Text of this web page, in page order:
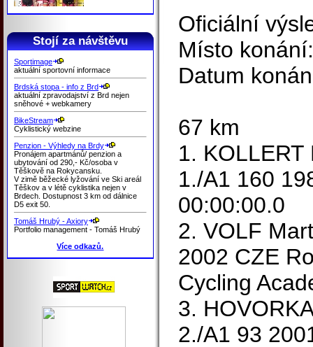
Stojí za návštěvu
Sportimage
aktuální sportovní informace
Brdská stopa - info z Brd
aktuální zpravodajství z Brd nejen
sněhové + webkamery
BikeStream
Cyklistický webzine
Penzion - Výhledy na Brdy
Pronájem apartmánů/ penzion a
ubytování od 290,- Kč/osoba v
Těškově na Rokycansku.
V zimě běžecké lyžování ve Ski areál
Těškov a v létě cyklistika nejen v
Brdech. Dostupnost 3 km od dálnice
D5 exit 50.
Tomáš Hrubý - Axiory
Portfolio management - Tomáš Hrubý
Více odkazů.
Oficiální
Místo
Datum
67 km
1.
1./A1 160
00:00:00.0
2. VOLF
2002 CZE
Cycling
3.
2./A1 93